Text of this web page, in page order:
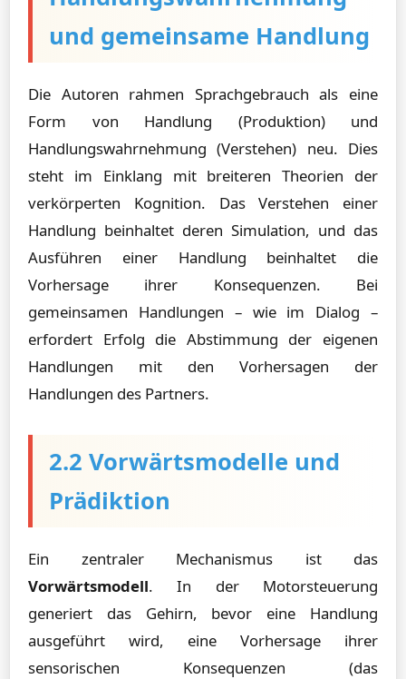
und gemeinsame Handlung
Die Autoren rahmen Sprachgebrauch als eine
Form von Handlung (Produktion) und
Handlungswahrnehmung (Verstehen) neu. Dies
steht im Einklang mit breiteren Theorien der
verkörperten Kognition. Das Verstehen einer
Handlung beinhaltet deren Simulation, und das
Ausführen einer Handlung beinhaltet die
Vorhersage ihrer Konsequenzen. Bei
gemeinsamen Handlungen – wie im Dialog –
erfordert Erfolg die Abstimmung der eigenen
Handlungen mit den Vorhersagen der
Handlungen des Partners.
2.2 Vorwärtsmodelle und
Prädiktion
Ein zentraler Mechanismus ist das
Vorwärtsmodell. In der Motorsteuerung
generiert das Gehirn, bevor eine Handlung
ausgeführt wird, eine Vorhersage ihrer
sensorischen Konsequenzen (das